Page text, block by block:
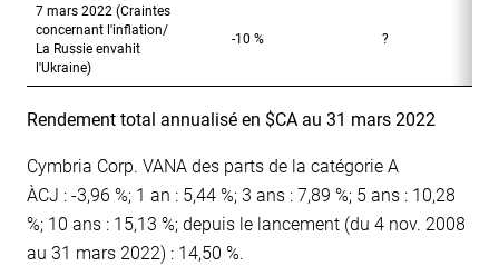
7 mars 2022 (Craintes
concernant l'inflation/
La Russie envahit
l'Ukraine)
-10 % ?
Rendement total annualisé en $CA au 31 mars 2022
Cymbria Corp. VANA des parts de la catégorie A
ÀCJ : -3,96 %; 1 an : 5,44 %; 3 ans : 7,89 %; 5 ans : 10,28
%; 10 ans : 15,13 %; depuis le lancement (du 4 nov. 2008
au 31 mars 2022) : 14,50 %.